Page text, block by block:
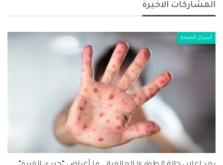
المشاركات الاخيرة
أسرار الصحة